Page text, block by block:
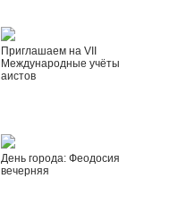
Приглашаем на VII
Международные учёты
аистов
День города: Феодосия
вечерняя